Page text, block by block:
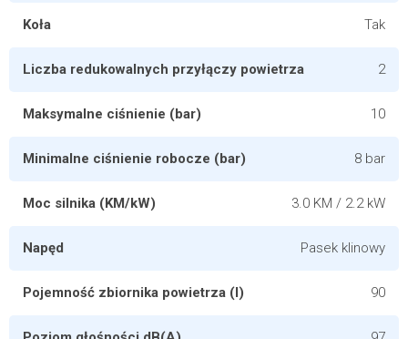
Koła Tak
Liczba redukowalnych przyłączy powietrza 2
Maksymalne ciśnienie (bar) 10
Minimalne ciśnienie robocze (bar) 8 bar
Moc silnika (KM/kW) 3.0 KM / 2.2 kW
Napęd Pasek klinowy
Pojemność zbiornika powietrza (l) 90